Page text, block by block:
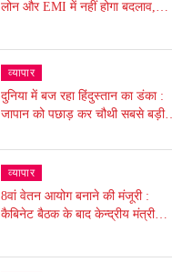
लोन और EMI में नहीं होगा बदलाव,
व्यापार
दुनिया में बज रहा हिंदुस्तान का डंका :
जापान को पछाड़ कर चौथी सबसे बड़ी
अर्थव्यवस्था
व्यापार
8वां वेतन आयोग बनाने की मंजूरी :
कैबिनेट बैठक के बाद केन्द्रीय मंत्री